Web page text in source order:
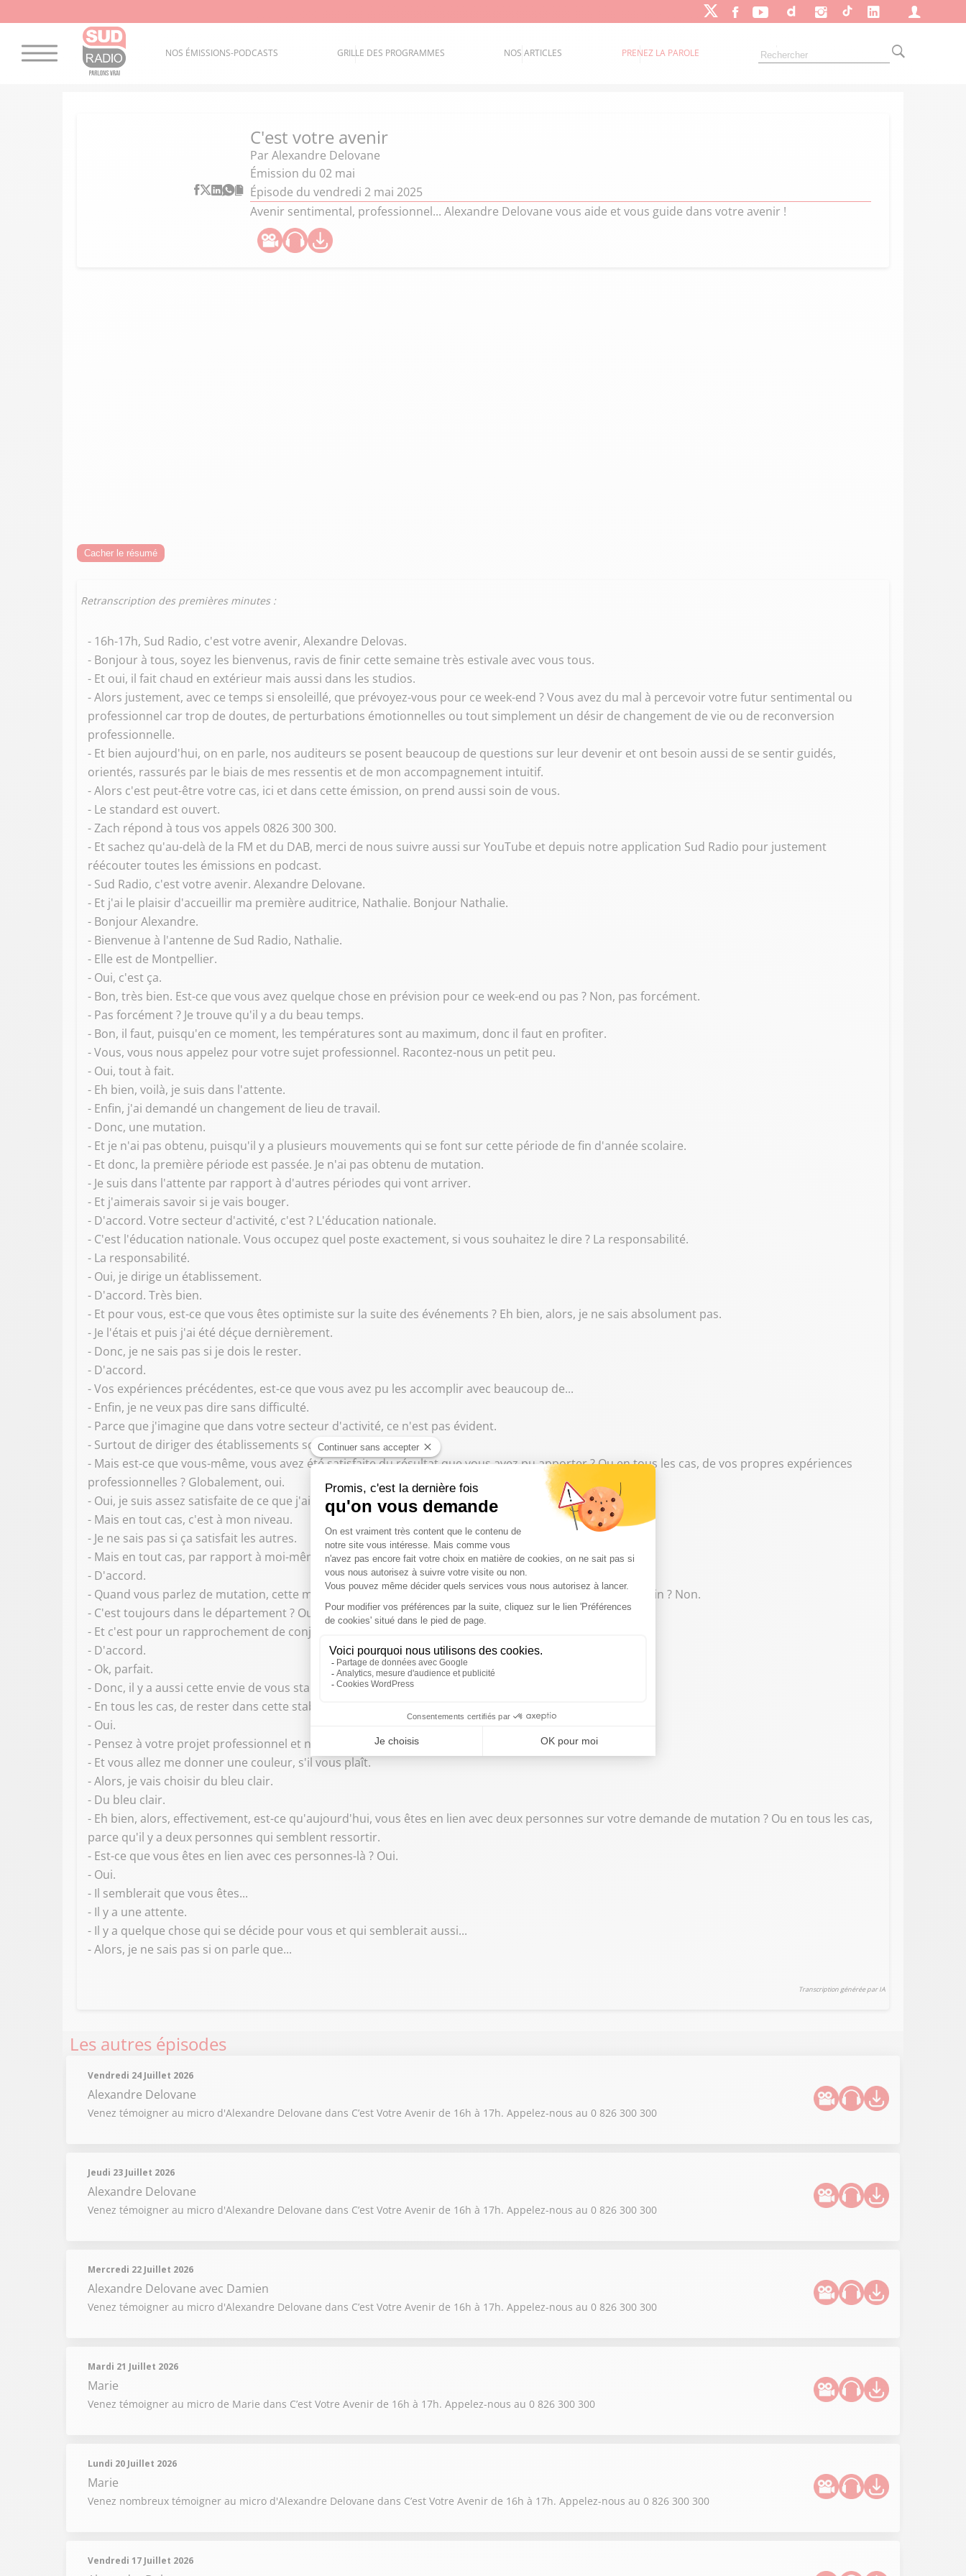
NOS ÉMISSIONS-PODCASTS GRILLE DES PROGRAMMES NOS ARTICLES PRENEZ LA PAROLE
C'est votre avenir
Par Alexandre Delovane
Émission du 02 mai
Épisode du vendredi 2 mai 2025
Avenir sentimental, professionnel... Alexandre Delovane vous aide et vous guide dans votre avenir !
Cacher le résumé
Retranscription des premières minutes :
- 16h-17h, Sud Radio, c'est votre avenir, Alexandre Delovas.
- Bonjour à tous, soyez les bienvenus, ravis de finir cette semaine très estivale avec vous tous.
- Et oui, il fait chaud en extérieur mais aussi dans les studios.
- Alors justement, avec ce temps si ensoleillé, que prévoyez-vous pour ce week-end ? Vous avez du mal à percevoir votre futur sentimental ou
professionnel car trop de doutes, de perturbations émotionnelles ou tout simplement un désir de changement de vie ou de reconversion
professionnelle.
- Et bien aujourd'hui, on en parle, nos auditeurs se posent beaucoup de questions sur leur devenir et ont besoin aussi de se sentir guidés,
orientés, rassurés par le biais de mes ressentis et de mon accompagnement intuitif.
- Alors c'est peut-être votre cas, ici et dans cette émission, on prend aussi soin de vous.
- Le standard est ouvert.
- Zach répond à tous vos appels 0826 300 300.
- Et sachez qu'au-delà de la FM et du DAB, merci de nous suivre aussi sur YouTube et depuis notre application Sud Radio pour justement
réécouter toutes les émissions en podcast.
- Sud Radio, c'est votre avenir. Alexandre Delovane.
- Et j'ai le plaisir d'accueillir ma première auditrice, Nathalie. Bonjour Nathalie.
- Bonjour Alexandre.
- Bienvenue à l'antenne de Sud Radio, Nathalie.
- Elle est de Montpellier.
- Oui, c'est ça.
- Bon, très bien. Est-ce que vous avez quelque chose en prévision pour ce week-end ou pas ? Non, pas forcément.
- Pas forcément ? Je trouve qu'il y a du beau temps.
- Bon, il faut, puisqu'en ce moment, les températures sont au maximum, donc il faut en profiter.
- Vous, vous nous appelez pour votre sujet professionnel. Racontez-nous un petit peu.
- Oui, tout à fait.
- Eh bien, voilà, je suis dans l'attente.
- Enfin, j'ai demandé un changement de lieu de travail.
- Donc, une mutation.
- Et je n'ai pas obtenu, puisqu'il y a plusieurs mouvements qui se font sur cette période de fin d'année scolaire.
- Et donc, la première période est passée. Je n'ai pas obtenu de mutation.
- Je suis dans l'attente par rapport à d'autres périodes qui vont arriver.
- Et j'aimerais savoir si je vais bouger.
- D'accord. Votre secteur d'activité, c'est ? L'éducation nationale.
- C'est l'éducation nationale. Vous occupez quel poste exactement, si vous souhaitez le dire ? La responsabilité.
- La responsabilité.
- Oui, je dirige un établissement.
- D'accord. Très bien.
- Et pour vous, est-ce que vous êtes optimiste sur la suite des événements ? Eh bien, alors, je ne sais absolument pas.
- Je l'étais et puis j'ai été déçue dernièrement.
- Donc, je ne sais pas si je dois le rester.
- D'accord.
- Vos expériences précédentes, est-ce que vous avez pu les accomplir avec beaucoup de...
- Enfin, je ne veux pas dire sans difficulté.
- Parce que j'imagine que dans votre secteur d'activité, ce n'est pas évident.
- Surtout de diriger des établissements scolaires.
- Mais est-ce que vous-même, vous avez été satisfaite du résultat que vous avez pu apporter ? Ou en tous les cas, de vos propres expériences
professionnelles ? Globalement, oui.
- Oui, je suis assez satisfaite de ce que j'ai pu faire.
- Mais en tout cas, c'est à mon niveau.
- Je ne sais pas si ça satisfait les autres.
- Mais en tout cas, par rapport à moi-même, oui.
- D'accord.
- Quand vous parlez de mutation, cette mutation, est-ce que vous avez envie d'aller vers une mutation loin ? Non.
- C'est toujours dans le département ? Oui, c'est toujours dans le département.
- Et c'est pour un rapprochement de conjoints.
- D'accord.
- Ok, parfait.
- Donc, il y a aussi cette envie de vous stabiliser, de vous construire sentimentalement.
- En tous les cas, de rester dans cette stabilité-là.
- Oui.
- Pensez à votre projet professionnel et notamment à cette mutation.
- Et vous allez me donner une couleur, s'il vous plaît.
- Alors, je vais choisir du bleu clair.
- Du bleu clair.
- Eh bien, alors, effectivement, est-ce qu'aujourd'hui, vous êtes en lien avec deux personnes sur votre demande de mutation ? Ou en tous les cas,
parce qu'il y a deux personnes qui semblent ressortir.
- Est-ce que vous êtes en lien avec ces personnes-là ? Oui.
- Oui.
- Il semblerait que vous êtes...
- Il y a une attente.
- Il y a quelque chose qui se décide pour vous et qui semblerait aussi...
- Alors, je ne sais pas si on parle que...
Transcription générée par IA
Les autres épisodes
Vendredi 24 Juillet 2026
Alexandre Delovane
Venez témoigner au micro d'Alexandre Delovane dans C’est Votre Avenir de 16h à 17h. Appelez-nous au 0 826 300 300
Jeudi 23 Juillet 2026
Alexandre Delovane
Venez témoigner au micro d'Alexandre Delovane dans C’est Votre Avenir de 16h à 17h. Appelez-nous au 0 826 300 300
Mercredi 22 Juillet 2026
Alexandre Delovane avec Damien
Venez témoigner au micro d'Alexandre Delovane dans C’est Votre Avenir de 16h à 17h. Appelez-nous au 0 826 300 300
Mardi 21 Juillet 2026
Marie
Venez témoigner au micro de Marie dans C’est Votre Avenir de 16h à 17h. Appelez-nous au 0 826 300 300
Lundi 20 Juillet 2026
Marie
Venez nombreux témoigner au micro d'Alexandre Delovane dans C’est Votre Avenir de 16h à 17h. Appelez-nous au 0 826 300 300
Vendredi 17 Juillet 2026